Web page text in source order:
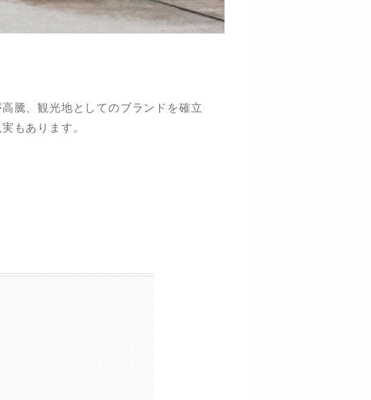
騰、観光地としてのブランドを確立
もあります。